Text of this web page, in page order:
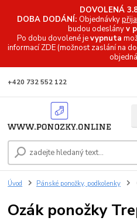
DOVOLENÁ
DOBA DODÁNÍ: Objednávky
budou odeslányv
Po dobu dovolené jevypnuta
informacíZDE (možnost zaslání na
+420 732 552 122
Úvod Pánské ponožky, podkolenky
Ozák ponožky